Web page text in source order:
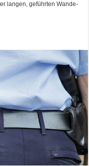
lan­gen, ge­führ­ten Wan­de­